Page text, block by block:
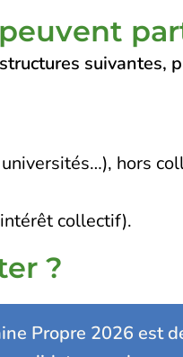
suivantes,
hors
collectif).
?
Propre 2026 est